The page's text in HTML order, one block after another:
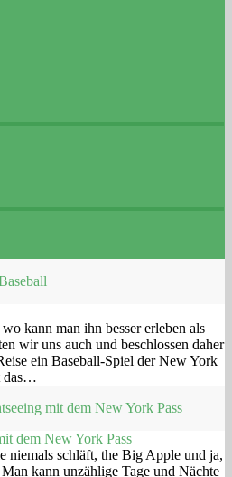
kann man ihn besser erleben als
wir uns auch und beschlossen daher
ein Baseball-Spiel der New York
das…
dem New York Pass
niemals schläft, the Big Apple und ja,
kann unzählige Tage und Nächte